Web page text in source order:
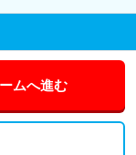
ムへ進む